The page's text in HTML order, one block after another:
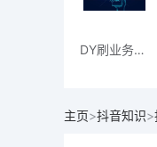
DY刷业务自助下单，让您的业务运营更上一
主页>抖音知识>